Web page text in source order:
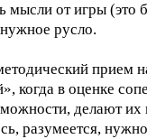
мысли от игры (это
русло.
прием
когда в оценке
делают их
разумеется,